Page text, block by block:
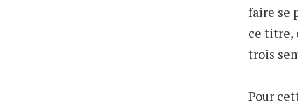
faire se
ce titre,
trois
Pour